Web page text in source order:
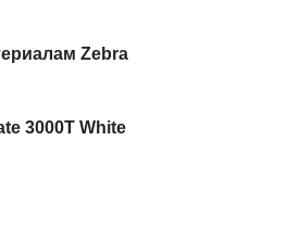
Zebra
3000T White